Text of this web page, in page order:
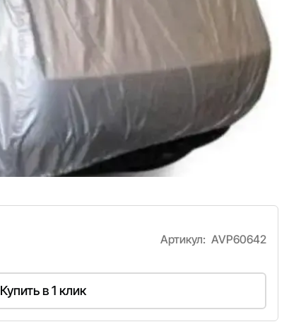
Артикул: AVP60642
Купить в 1 клик